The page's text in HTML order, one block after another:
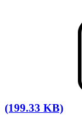
(199.33 KB)